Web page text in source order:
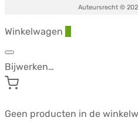
Auteursrecht ©
Winkelwagen
Bijwerken…
Geen producten in de